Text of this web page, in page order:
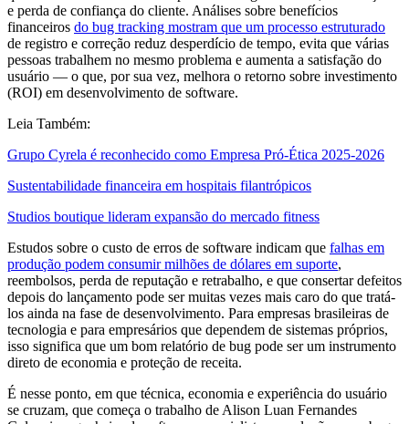
e perda de confiança do cliente. Análises sobre benefícios
financeiros do bug tracking mostram que um processo estruturado
de registro e correção reduz desperdício de tempo, evita que várias
pessoas trabalhem no mesmo problema e aumenta a satisfação do
usuário — o que, por sua vez, melhora o retorno sobre investimento
(ROI) em desenvolvimento de software.
Leia Também:
Grupo Cyrela é reconhecido como Empresa Pró-Ética 2025-2026
Sustentabilidade financeira em hospitais filantrópicos
Studios boutique lideram expansão do mercado fitness
Estudos sobre o custo de erros de software indicam que falhas em
produção podem consumir milhões de dólares em suporte,
reembolsos, perda de reputação e retrabalho, e que consertar defeitos
depois do lançamento pode ser muitas vezes mais caro do que tratá-
los ainda na fase de desenvolvimento. Para empresas brasileiras de
tecnologia e para empresários que dependem de sistemas próprios,
isso significa que um bom relatório de bug pode ser um instrumento
direto de economia e proteção de receita.
É nesse ponto, em que técnica, economia e experiência do usuário
se cruzam, que começa o trabalho de Alison Luan Fernandes